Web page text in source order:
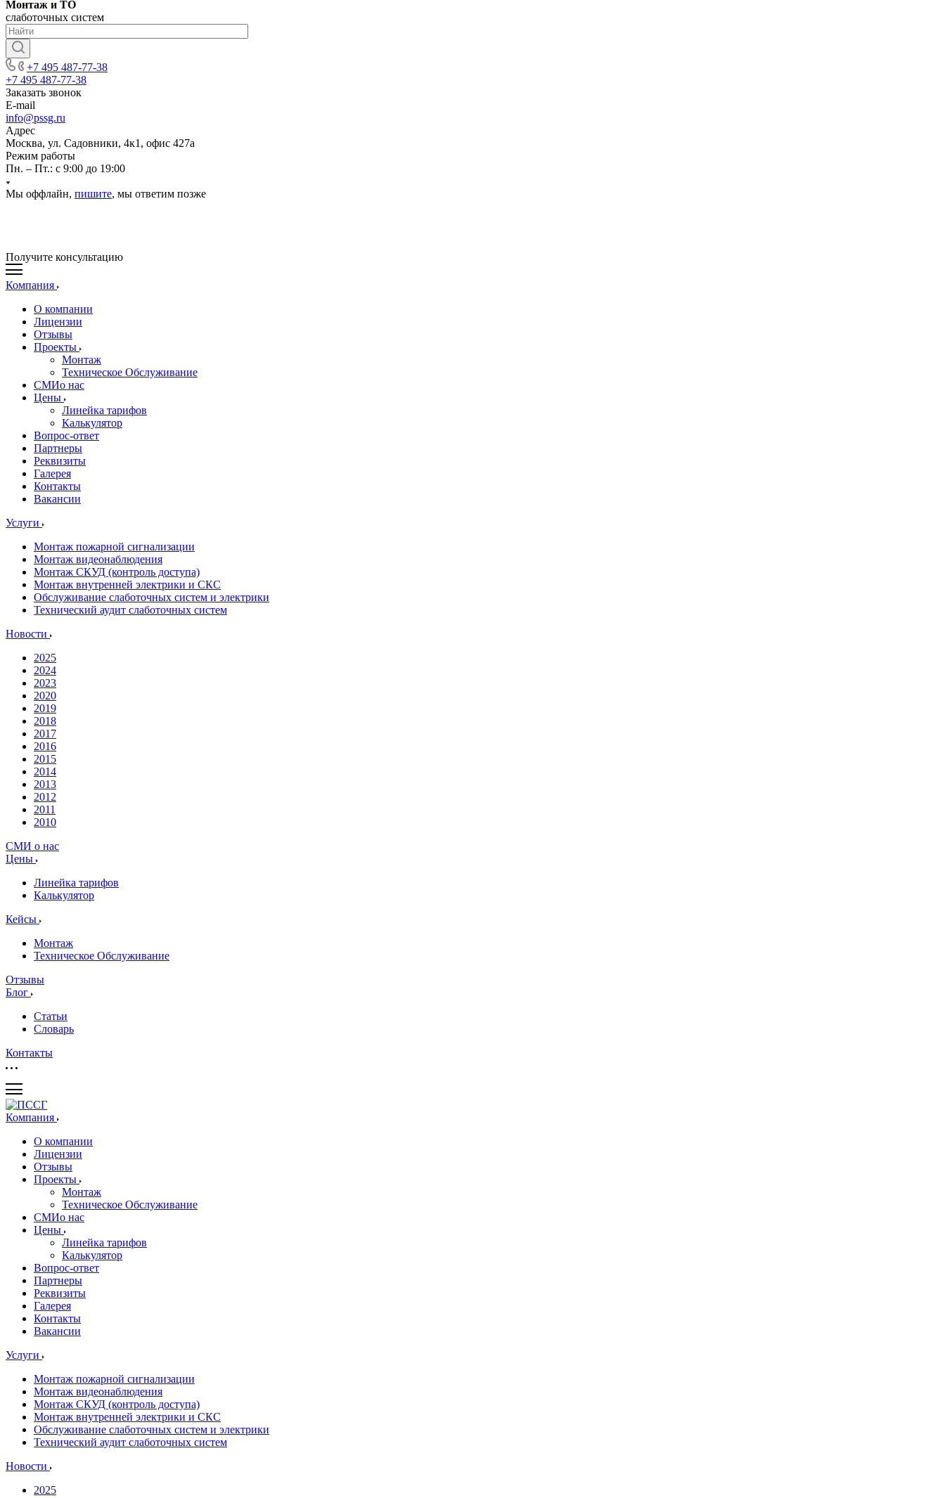
Монтаж и ТО
слаботочных систем
+7 495 487-77-38
+7 495 487-77-38
Заказать звонок
E-mail
info@pssg.ru
Адрес
Москва, ул. Садовники, 4к1, офис 427а
Режим работы
Пн. – Пт.: с 9:00 до 19:00
Мы оффлайн, пишите, мы ответим позже
Получите консультацию
Компания
О компании
Лицензии
Отзывы
Проекты
Монтаж
Техническое Обслуживание
СМИо нас
Цены
Линейка тарифов
Калькулятор
Вопрос-ответ
Партнеры
Реквизиты
Галерея
Контакты
Вакансии
Услуги
Монтаж пожарной сигнализации
Монтаж видеонаблюдения
Монтаж СКУД (контроль доступа)
Монтаж внутренней электрики и СКС
Обслуживание слаботочных систем и электрики
Технический аудит слаботочных систем
Новости
2025
2024
2023
2020
2019
2018
2017
2016
2015
2014
2013
2012
2011
2010
СМИ о нас
Цены
Линейка тарифов
Калькулятор
Кейсы
Монтаж
Техническое Обслуживание
Отзывы
Блог
Статьи
Словарь
Контакты
Компания
О компании
Лицензии
Отзывы
Проекты
Монтаж
Техническое Обслуживание
СМИо нас
Цены
Линейка тарифов
Калькулятор
Вопрос-ответ
Партнеры
Реквизиты
Галерея
Контакты
Вакансии
Услуги
Монтаж пожарной сигнализации
Монтаж видеонаблюдения
Монтаж СКУД (контроль доступа)
Монтаж внутренней электрики и СКС
Обслуживание слаботочных систем и электрики
Технический аудит слаботочных систем
Новости
2025